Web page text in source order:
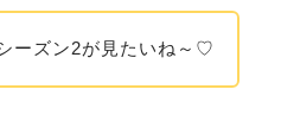
ーズン2が見たいね～♡